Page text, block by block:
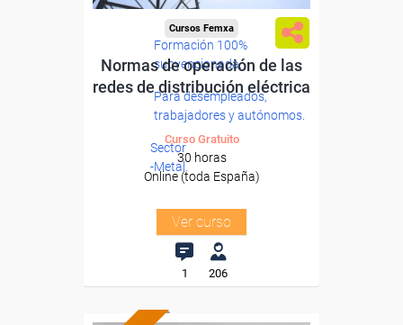
Formación 100%
subvencionada.
Para desempleados,
trabajadores y autónomos.
Sector
-Metal.
Cursos Femxa
Normas de operación de las
redes de distribución eléctrica
Curso Gratuito
30 horas
Online (toda España)
Ver curso
1 206